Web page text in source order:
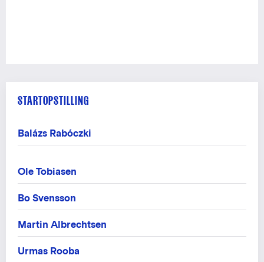
STARTOPSTILLING
Balázs Rabóczki
Ole Tobiasen
Bo Svensson
Martin Albrechtsen
Urmas Rooba